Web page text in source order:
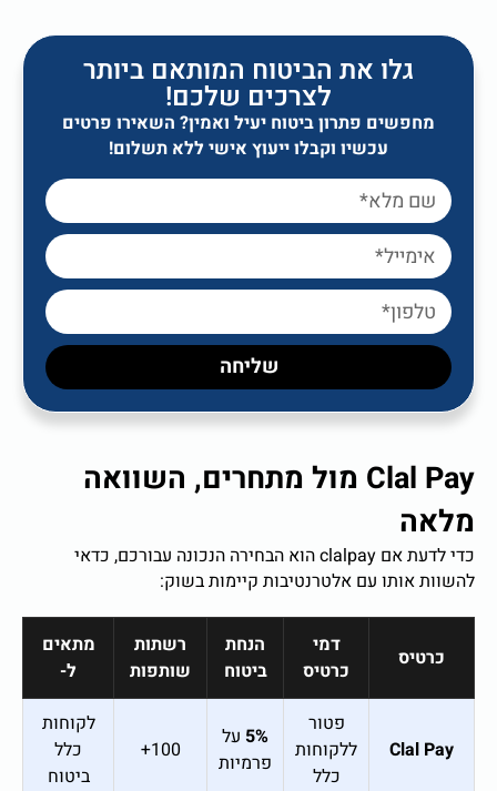
גלו את הביטוח המותאם ביותר
לצרכים שלכם!
מחפשים פתרון ביטוח יעיל ואמין? השאירו פרטים
עכשיו וקבלו ייעוץ אישי ללא תשלום!
שליחה
Clal Pay מול מתחרים, השוואה
מלאה
כדי לדעת אם clalpay הוא הבחירה הנכונה עבורכם, כדאי
להשוות אותו עם אלטרנטיבות קיימות בשוק:
כרטיס
דמי
כרטיס
הנחת
ביטוח
רשתות
שותפות
מתאים
ל-
Clal Pay
פטור
ללקוחות
כלל
5% על
פרמיות
100+
לקוחות
כלל
ביטוח